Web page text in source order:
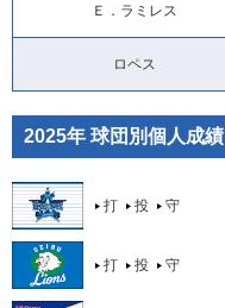
Ｅ．ラミレス
ロペス
2025年 球団別個人成績
打 投 守
打 投 守